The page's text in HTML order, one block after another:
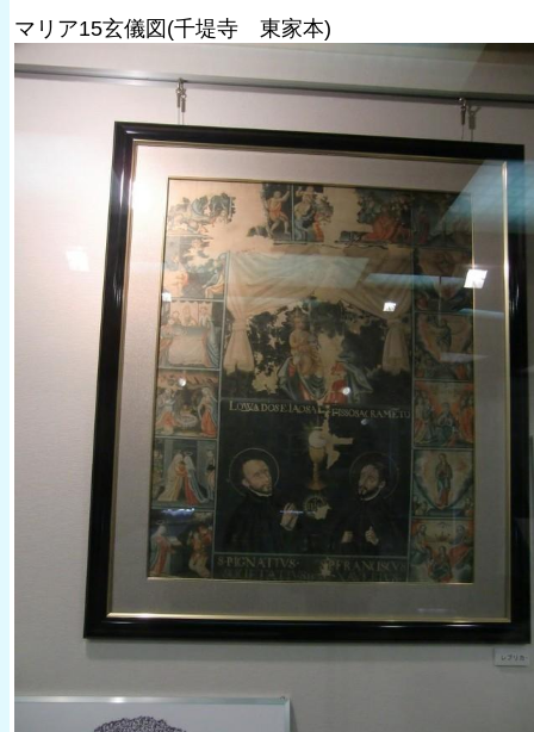
マリア15玄儀図(千堤寺 東家本)